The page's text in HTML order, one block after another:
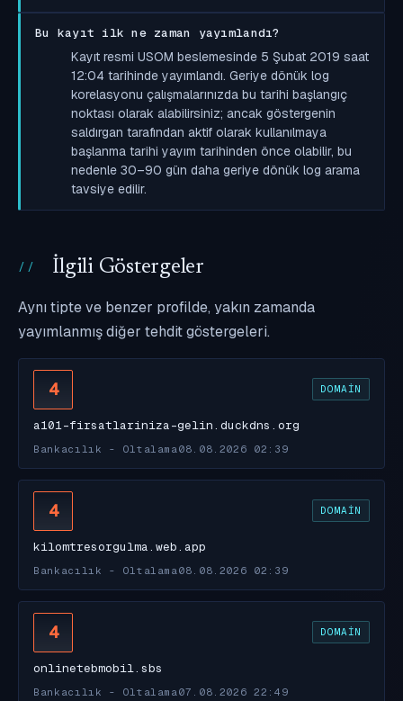
Bu kayıt ilk ne zaman yayımlandı?
Kayıt resmi USOM beslemesinde 5 Şubat 2019 saat
12:04 tarihinde yayımlandı. Geriye dönük log
korelasyonu çalışmalarınızda bu tarihi başlangıç
noktası olarak alabilirsiniz; ancak göstergenin
saldırgan tarafından aktif olarak kullanılmaya
başlanma tarihi yayım tarihinden önce olabilir, bu
nedenle 30–90 gün daha geriye dönük log arama
tavsiye edilir.
İlgili Göstergeler
Aynı tipte ve benzer profilde, yakın zamanda
yayımlanmış diğer tehdit göstergeleri.
4 DOMAIN
a101-firsatlariniza-gelin.duckdns.org
Bankacılık - Oltalama 08.08.2026 02:39
4 DOMAIN
kilomtresorgulma.web.app
Bankacılık - Oltalama 08.08.2026 02:39
4 DOMAIN
onlinetebmobil.sbs
Bankacılık - Oltalama 07.08.2026 22:49